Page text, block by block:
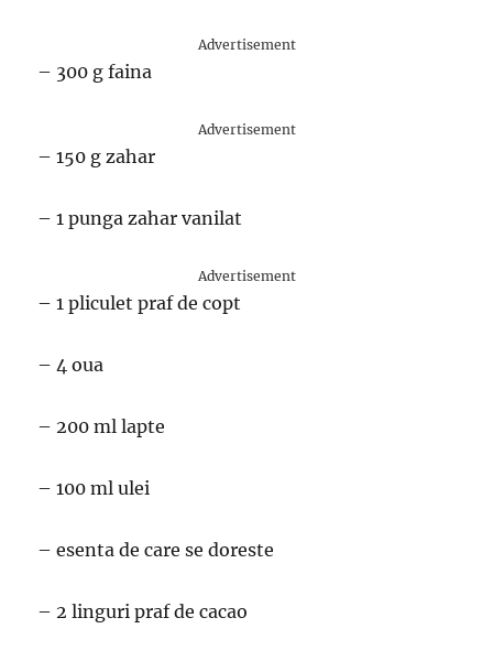
Advertisement
– 300 g faina
Advertisement
– 150 g zahar
– 1 punga zahar vanilat
Advertisement
– 1 pliculet praf de copt
– 4 oua
– 200 ml lapte
– 100 ml ulei
– esenta de care se doreste
– 2 linguri praf de cacao